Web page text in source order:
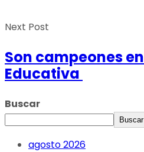
Next Post
Son campeones
Educativa
Buscar
Buscar
agosto 2026